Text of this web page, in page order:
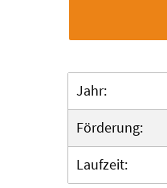
Jahr:
Förderung:
Laufzeit: